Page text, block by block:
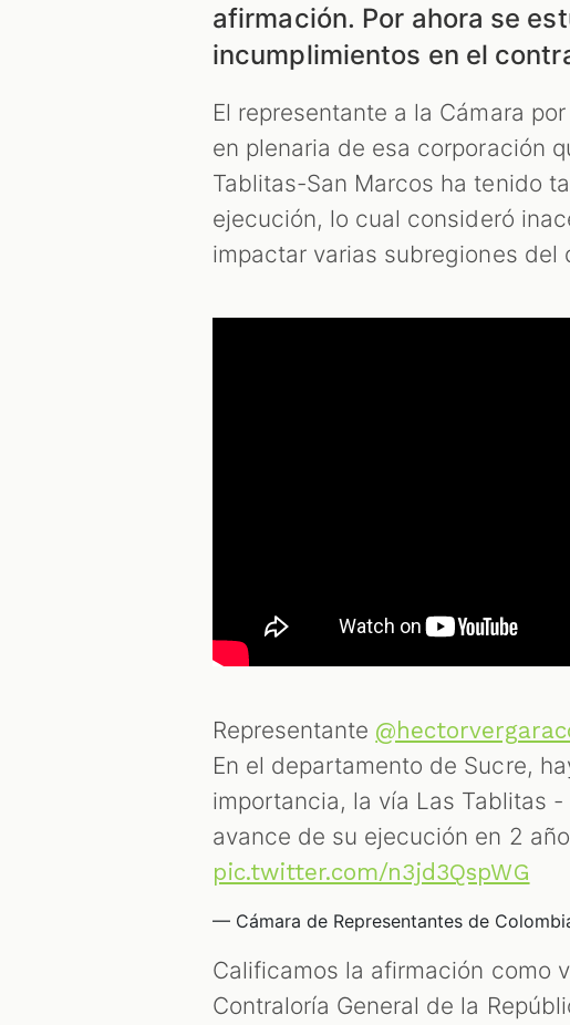
afirmación. Por ahora se
incumplimientos en el
El representante a la Cámara
en plenaria de esa corporación
Tablitas-San Marcos ha tenido
ejecución, lo cual consideró
impactar varias subregiones del
Representante
En el departamento de Sucre,
importancia, la vía Las Tablitas
avance de su ejecución en 2
pic.twitter.com/n3jd3QspWG
— Cámara de Representantes de
Calificamos la afirmación como
Contraloría General de la